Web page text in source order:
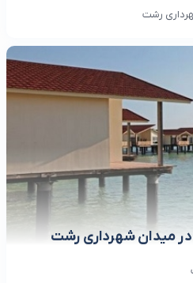
رشت
میدان شهرداری رشت